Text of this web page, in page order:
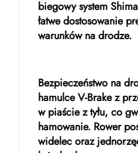
biegowy system
łatwe dostosowanie
warunków na drodze.
Bezpieczeństwo na
hamulce V-Brake z
w piaście z tyłu, co
hamowanie. Rower
widelec oraz